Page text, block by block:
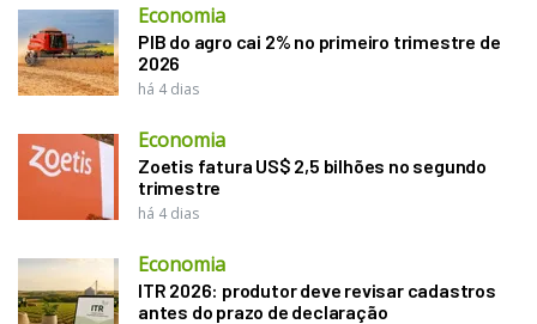
Economia
PIB do agro cai 2% no primeiro trimestre de
2026
há 4 dias
Economia
Zoetis fatura US$ 2,5 bilhões no segundo
trimestre
há 4 dias
Economia
ITR 2026: produtor deve revisar cadastros
antes do prazo de declaração